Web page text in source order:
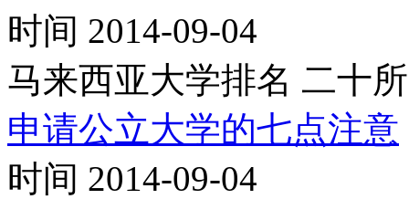
时间 2014-09-04
马来西亚大学排名 二十
申请公立大学的七点注意
时间 2014-09-04